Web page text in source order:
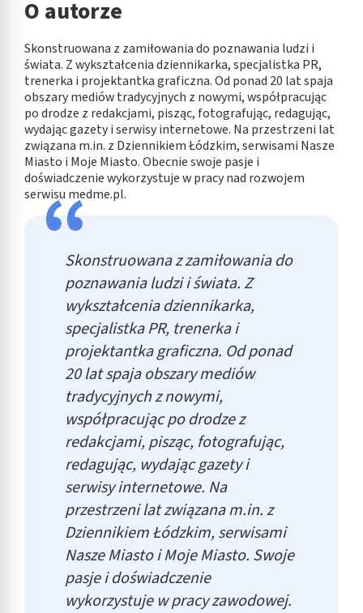
O autorze
Skonstruowana z zamiłowania do poznawania ludzi i
świata. Z wykształcenia dziennikarka, specjalistka PR,
trenerka i projektantka graficzna. Od ponad 20 lat spaja
obszary mediów tradycyjnych z nowymi, współpracując
po drodze z redakcjami, pisząc, fotografując, redagując,
wydając gazety i serwisy internetowe. Na przestrzeni lat
związana m.in. z Dziennikiem Łódzkim, serwisami Nasze
Miasto i Moje Miasto. Obecnie swoje pasje i
doświadczenie wykorzystuje w pracy nad rozwojem
serwisu medme.pl.
Skonstruowana z zamiłowania do
poznawania ludzi i świata. Z
wykształcenia dziennikarka,
specjalistka PR, trenerka i
projektantka graficzna. Od ponad
20 lat spaja obszary mediów
tradycyjnych z nowymi,
współpracując po drodze z
redakcjami, pisząc, fotografując,
redagując, wydając gazety i
serwisy internetowe. Na
przestrzeni lat związana m.in. z
Dziennikiem Łódzkim, serwisami
Nasze Miasto i Moje Miasto. Swoje
pasje i doświadczenie
wykorzystuje w pracy zawodowej.